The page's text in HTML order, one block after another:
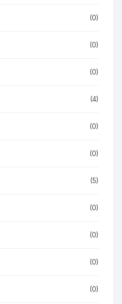
(0)
(0)
(0)
(4)
(0)
(0)
(5)
(0)
(0)
(0)
(0)